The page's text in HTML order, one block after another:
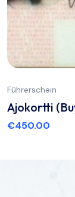
Führerschein
Ajokortti
€450.00